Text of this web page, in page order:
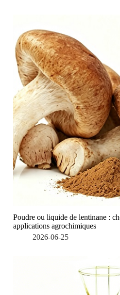
Poudre ou liquide de lentinane :
applications agrochimiques
2026-06-25